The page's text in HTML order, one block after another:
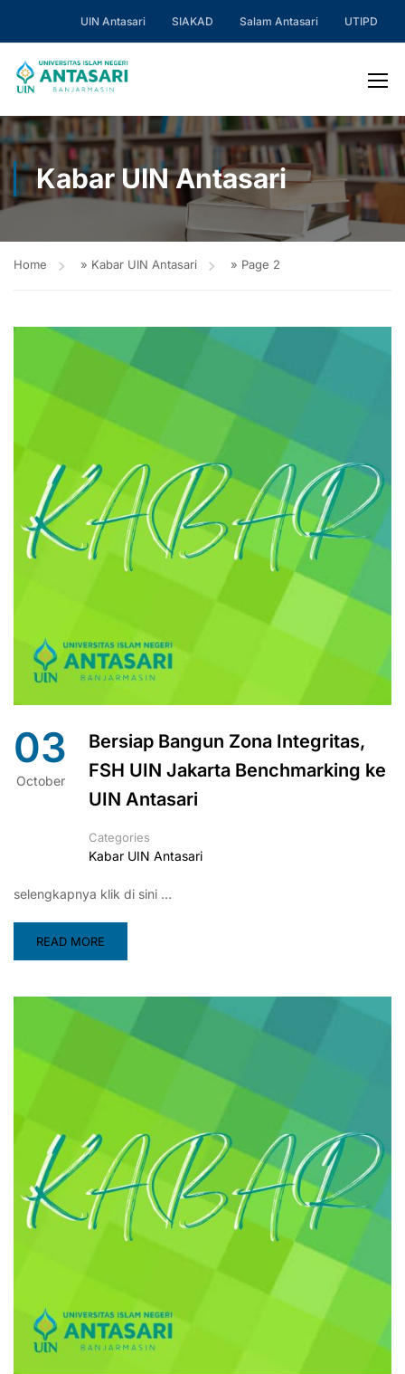
UIN Antasari SIAKAD Salam Antasari UTIPD
Kabar UIN Antasari
Home » Kabar UIN Antasari » Page 2
03
October
Bersiap Bangun Zona Integritas,
FSH UIN Jakarta Benchmarking ke
UIN Antasari
Categories
Kabar UIN Antasari
selengkapnya klik di sini …
READ MORE